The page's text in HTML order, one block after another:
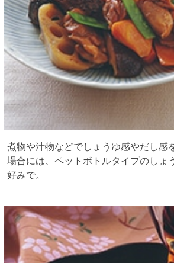
煮物や汁物などでしょうゆ感やだし感
場合には、ペットボトルタイプのしょ
好みで。